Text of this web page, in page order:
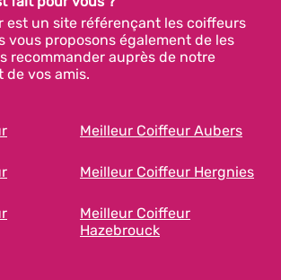
est un site référençant les coiffeurs
vous proposons également de les
recommander auprès de notre
vos amis.
Meilleur Coiffeur Aubers
Meilleur Coiffeur Hergnies
Meilleur Coiffeur
Hazebrouck